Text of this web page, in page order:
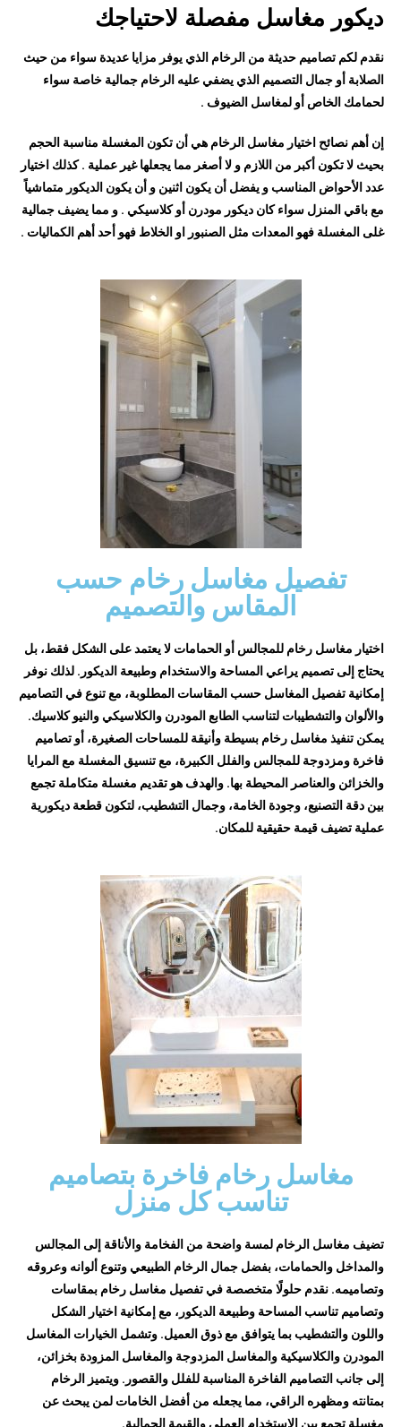
ديكور مغاسل مفصلة لاحتياجك
نقدم لكم تصاميم حديثة من الرخام الذي يوفر مزايا عديدة سواء من حيث
الصلابة أو جمال التصميم الذي يضفي عليه الرخام جمالية خاصة سواء
لحمامك الخاص أو لمغاسل الضيوف .
إن أهم نصائح اختيار مغاسل الرخام هي أن تكون المغسلة مناسبة الحجم
بحيث لا تكون أكبر من اللازم و لا أصغر مما يجعلها غير عملية . كذلك اختيار
عدد الأحواض المناسب و يفضل أن يكون اثنين و أن يكون الديكور متماشياً
مع باقي المنزل سواء كان ديكور مودرن أو كلاسيكي . و مما يضيف جمالية
غلى المغسلة فهو المعدات مثل الصنبور او الخلاط فهو أحد أهم الكماليات .
تفصيل مغاسل رخام حسب
المقاس والتصميم
اختيار مغاسل رخام للمجالس أو الحمامات لا يعتمد على الشكل فقط، بل
يحتاج إلى تصميم يراعي المساحة والاستخدام وطبيعة الديكور. لذلك نوفر
إمكانية تفصيل المغاسل حسب المقاسات المطلوبة، مع تنوع في التصاميم
والألوان والتشطيبات لتناسب الطابع المودرن والكلاسيكي والنيو كلاسيك.
يمكن تنفيذ مغاسل رخام بسيطة وأنيقة للمساحات الصغيرة، أو تصاميم
فاخرة ومزدوجة للمجالس والفلل الكبيرة، مع تنسيق المغسلة مع المرايا
والخزائن والعناصر المحيطة بها. والهدف هو تقديم مغسلة متكاملة تجمع
بين دقة التصنيع، وجودة الخامة، وجمال التشطيب، لتكون قطعة ديكورية
عملية تضيف قيمة حقيقية للمكان.
مغاسل رخام فاخرة بتصاميم
تناسب كل منزل
تضيف مغاسل الرخام لمسة واضحة من الفخامة والأناقة إلى المجالس
والمداخل والحمامات، بفضل جمال الرخام الطبيعي وتنوع ألوانه وعروقه
وتصاميمه. نقدم حلولًا متخصصة في تفصيل مغاسل رخام بمقاسات
وتصاميم تناسب المساحة وطبيعة الديكور، مع إمكانية اختيار الشكل
واللون والتشطيب بما يتوافق مع ذوق العميل. وتشمل الخيارات المغاسل
المودرن والكلاسيكية والمغاسل المزدوجة والمغاسل المزودة بخزائن،
إلى جانب التصاميم الفاخرة المناسبة للفلل والقصور. ويتميز الرخام
بمتانته ومظهره الراقي، مما يجعله من أفضل الخامات لمن يبحث عن
مغسلة تجمع بين الاستخدام العملي والقيمة الجمالية.